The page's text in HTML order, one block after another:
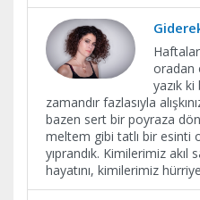
oradan
yazık
zamandır fazlasıyla
bazen sert bir poyraza
meltem gibi tatlı bir esinti
yıprandık. Kimilerimiz akıl
hayatını, kimilerimiz